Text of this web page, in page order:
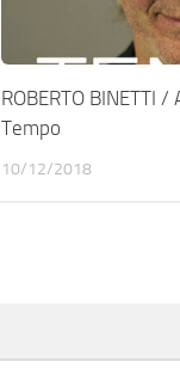
ROBERTO BINETTI /
Tempo
10/12/2018